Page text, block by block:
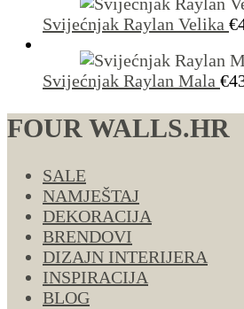
Svijećnjak Raylan Velika €
Svijećnjak Raylan Mala €
FOUR WALLS.HR
SALE
NAMJEŠTAJ
DEKORACIJA
BRENDOVI
DIZAJN INTERIJERA
INSPIRACIJA
BLOG